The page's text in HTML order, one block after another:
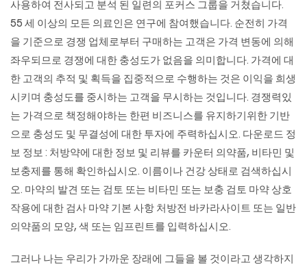
사용하여 전사되고 분석 된 일련의 포커스 그룹을 거쳤습니다.
55 세 이상의 모든 의료인은 연구에 참여했습니다. 순전히 가격
을 기준으로 경쟁 업체로부터 구매하는 고객은 가격 변동에 의해
좌우되므로 경쟁에 대한 충성도가 없음을 의미합니다. 가격에 대
한 고객의 추적 및 획득을 집중적으로 수행하는 것은 이익을 희생
시키며 충성도를 중시하는 고객을 무시하는 것입니다. 경쟁력있
는 가격으로 책정해야하는 한편 비즈니스를 유지하기위한 기반
으로 충성도 및 무결성에 대한 투자에 주력하십시오. 다운로드 정
보 정보 : 처방약에 대한 정보 및 리뷰를 카운터 의약품, 비타민 및
보충제를 통해 확인하십시오. 이름이나 건강 상태로 검색하십시
오. 마약의 발견 또는 검토 또는 비타민 또는 보충 검토 마약 상호
작용에 대한 검사 마약 기본 사항 처방전 바카라사이트 또는 일반
의약품의 모양, 색 또는 임프린트를 입력하십시오.
그러나 나는 우리가 가까운 장래에 그들을 볼 것이라고 생각하지